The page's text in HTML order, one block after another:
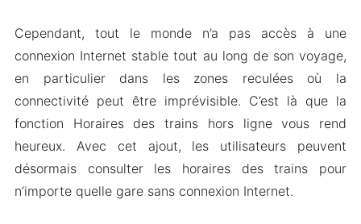
Cependant, tout le monde n’a pas accès à une
connexion Internet stable tout au long de son voyage,
en particulier dans les zones reculées où la
connectivité peut être imprévisible. C’est là que la
fonction Horaires des trains hors ligne vous rend
heureux. Avec cet ajout, les utilisateurs peuvent
désormais consulter les horaires des trains pour
n’importe quelle gare sans connexion Internet.